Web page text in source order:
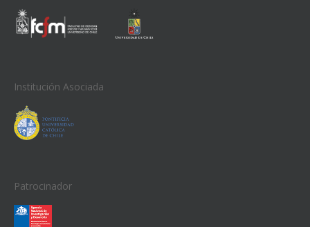
Institución Asociada
Patrocinador